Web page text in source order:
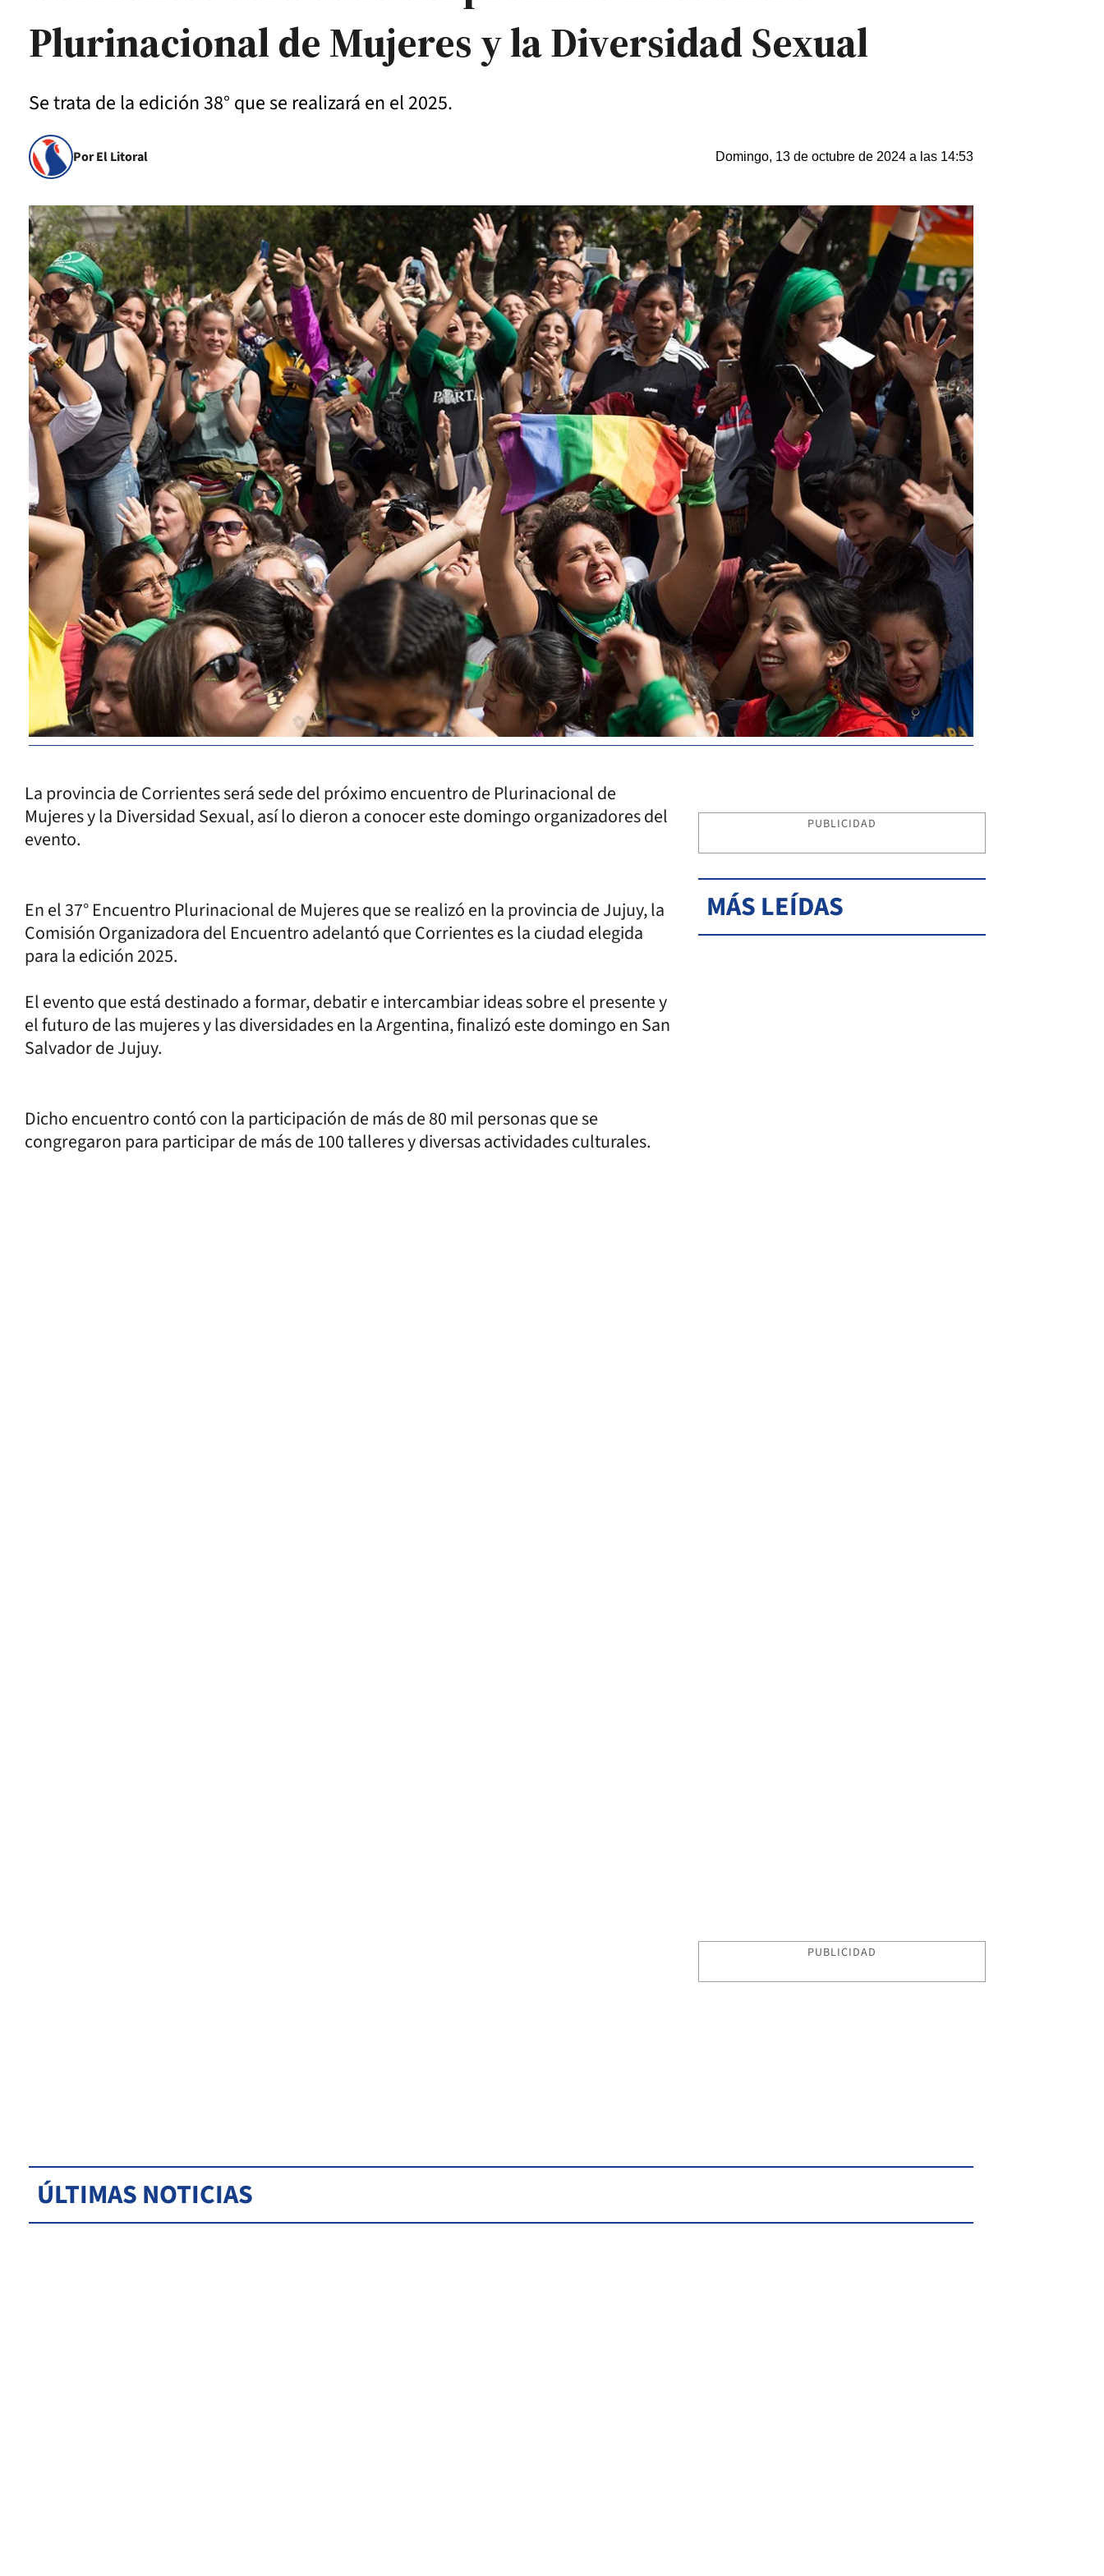
Plurinacional de Mujeres y la Diversidad Sexual
Se trata de la edición 38° que se realizará en el 2025.
Por El Litoral Domingo, 13 de octubre de 2024 a las 14:53
La provincia de Corrientes será sede del próximo encuentro de Plurinacional de
Mujeres y la Diversidad Sexual, así lo dieron a conocer este domingo organizadores del
evento.
En el 37° Encuentro Plurinacional de Mujeres que se realizó en la provincia de Jujuy, la
Comisión Organizadora del Encuentro adelantó que Corrientes es la ciudad elegida
para la edición 2025.
El evento que está destinado a formar, debatir e intercambiar ideas sobre el presente y
el futuro de las mujeres y las diversidades en la Argentina, finalizó este domingo en San
Salvador de Jujuy.
Dicho encuentro contó con la participación de más de 80 mil personas que se
congregaron para participar de más de 100 talleres y diversas actividades culturales.
PUBLICIDAD
MÁS LEÍDAS
PUBLICIDAD
ÚLTIMAS NOTICIAS